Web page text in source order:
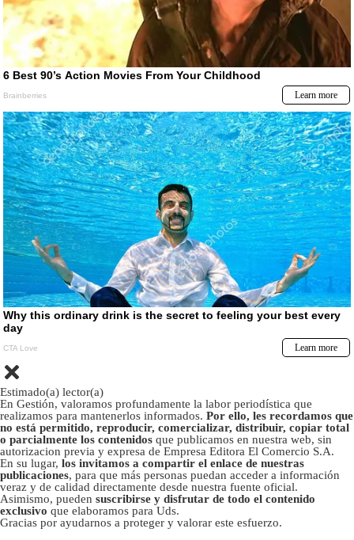
Estimado(a) lector(a)
En Gestión, valoramos profundamente la labor periodística que
realizamos para mantenerlos informados. Por ello, les recordamos que
no está permitido, reproducir, comercializar, distribuir, copiar total
o parcialmente los contenidos que publicamos en nuestra web, sin
autorizacion previa y expresa de Empresa Editora El Comercio S.A.
En su lugar, los invitamos a compartir el enlace de nuestras
publicaciones, para que más personas puedan acceder a información
veraz y de calidad directamente desde nuestra fuente oficial.
Asimismo, pueden suscribirse y disfrutar de todo el contenido
exclusivo que elaboramos para Uds.
Gracias por ayudarnos a proteger y valorar este esfuerzo.